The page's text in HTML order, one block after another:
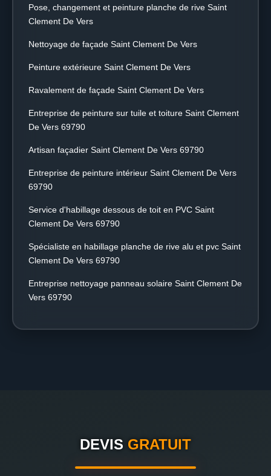
Pose, changement et peinture planche de rive Saint
Clement De Vers
Nettoyage de façade Saint Clement De Vers
Peinture extérieure Saint Clement De Vers
Ravalement de façade Saint Clement De Vers
Entreprise de peinture sur tuile et toiture Saint Clement
De Vers 69790
Artisan façadier Saint Clement De Vers 69790
Entreprise de peinture intérieur Saint Clement De Vers
69790
Service d'habillage dessous de toit en PVC Saint
Clement De Vers 69790
Spécialiste en habillage planche de rive alu et pvc Saint
Clement De Vers 69790
Entreprise nettoyage panneau solaire Saint Clement De
Vers 69790
DEVIS GRATUIT